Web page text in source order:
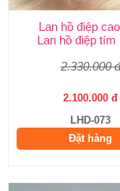
Lan hồ điệp
Lan hồ điệp tím
2.330.000 đ
2.100.000 đ
LHD-073
Đặt hàng